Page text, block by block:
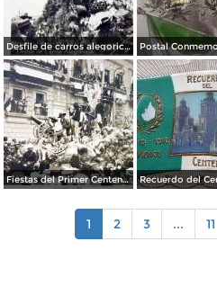
Desfile de carros alegoricos Fiestas del Centenario ( Sep-1910 ) por el Fotógrafo Fernando Kososky.
Fiestas del Primer Centenario de la Independencia de Mexico ( 16 de Septiembre de 1910) Por el Fotografo Felix Miret
1 2 3 ... 11